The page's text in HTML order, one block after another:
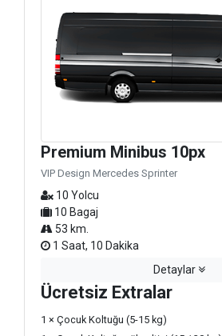
Premium Minibus 10px
VIP Design Mercedes Sprinter
10 Yolcu
10 Bagaj
53 km.
1 Saat, 10 Dakika
Detaylar
Ücretsiz Extralar
1 × Çocuk Koltuğu (5-15 kg)